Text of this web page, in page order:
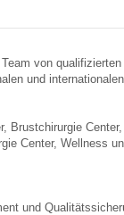
von
und
Center, Wellness
und